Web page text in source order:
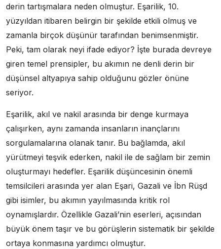
derin tartışmalara neden olmuştur. Eşarilik, 10.
yüzyıldan itibaren belirgin bir şekilde etkili olmuş ve
zamanla birçok düşünür tarafından benimsenmiştir.
Peki, tam olarak neyi ifade ediyor? İşte burada devreye
giren temel prensipler, bu akımın ne denli derin bir
düşünsel altyapıya sahip olduğunu gözler önüne
seriyor.
Eşarilik, akıl ve nakil arasında bir denge kurmaya
çalışırken, aynı zamanda insanların inançlarını
sorgulamalarına olanak tanır. Bu bağlamda, akıl
yürütmeyi teşvik ederken, nakil ile de sağlam bir zemin
oluşturmayı hedefler. Eşarilik düşüncesinin önemli
temsilcileri arasında yer alan Eşari, Gazali ve İbn Rüşd
gibi isimler, bu akımın yayılmasında kritik rol
oynamışlardır. Özellikle Gazali’nin eserleri, açısından
büyük önem taşır ve bu görüşlerin sistematik bir şekilde
ortaya konmasına yardımcı olmuştur.